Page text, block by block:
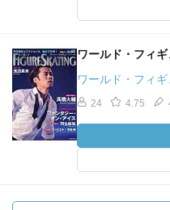
ワールド・フィ
ワールド・フィ
24 4.75